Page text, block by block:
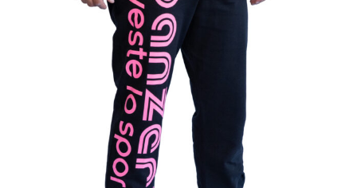
Sweat Homme - Easy K - Noir
/ Rouge
59,00